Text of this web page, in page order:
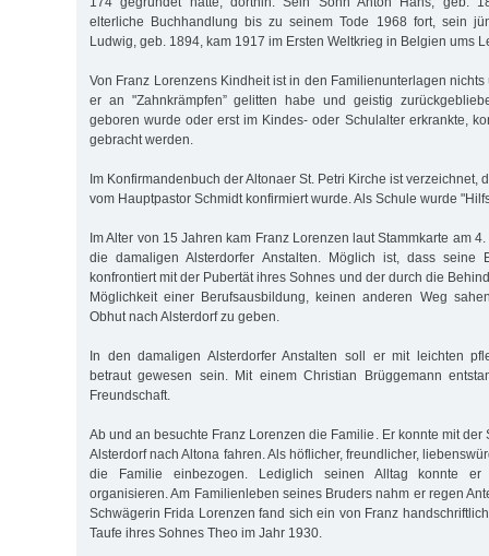
elterliche Buchhandlung bis zu seinem Tode 1968 fort, sein
Ludwig, geb. 1894, kam 1917 im Ersten Weltkrieg in Belgien ums
Von Franz Lorenzens Kindheit ist in den Familienunterlagen
er an "Zahnkrämpfen” gelitten habe und geistig
geboren wurde oder erst im Kindes- oder Schulalter erkrankte,
gebracht werden.
Im Konfirmandenbuch der Altonaer St. Petri Kirche ist verzeichnet,
vom Hauptpastor Schmidt konfirmiert wurde. Als Schule wurde
Im Alter von 15 Jahren kam Franz Lorenzen laut Stammkarte am
die damaligen Alsterdorfer Anstalten. Möglich ist, dass seine
konfrontiert mit der Pubertät ihres Sohnes und der durch die
Möglichkeit einer Berufsausbildung, keinen anderen Weg
Obhut nach Alsterdorf zu geben.
In den damaligen Alsterdorfer Anstalten soll er mit leichten
betraut gewesen sein. Mit einem Christian Brüggemann
Freundschaft.
Ab und an besuchte Franz Lorenzen die Familie. Er konnte mit
Alsterdorf nach Altona fahren. Als höflicher, freundlicher,
die Familie einbezogen. Lediglich seinen Alltag konnte
organisieren. Am Familienleben seines Bruders nahm er regen
Schwägerin Frida Lorenzen fand sich ein von Franz
Taufe ihres Sohnes Theo im Jahr 1930.